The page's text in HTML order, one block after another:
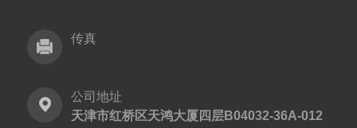
传真
公司地址
天津市红桥区天鸿大厦四层B04032-36A-012